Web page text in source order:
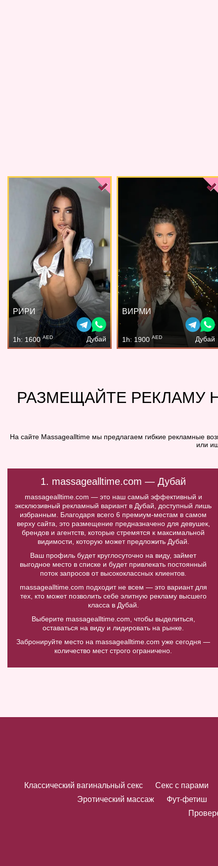
РИРИ
1h: 1600AED Дубай
ВИРМИ
1h: 1900 AED Дубай
РАЗМЕЩАЙТЕ РЕКЛАМУ
На сайте Massagealltime мы предлагаем гибкие рекламные
или
1. massagealltime.com — Дубай
massagealltime.com — это наш самый эффективный и
эксклюзивный рекламный вариант в Дубай, доступный лишь
избранным. Благодаря всего 6 премиум-местам в самом
верху сайта, это размещение предназначено для девушек,
брендов и агентств, которые стремятся к максимальной
видимости, которую может предложить Дубай.
Ваш профиль будет круглосуточно на виду, займет
выгодное место в списке и будет привлекать постоянный
поток запросов от высококлассных клиентов.
massagealltime.com подходит не всем — это вариант для
тех, кто может позволить себе элитную рекламу высшего
класса в Дубай.
Выберите massagealltime.com, чтобы выделиться,
оставаться на виду и лидировать на рынке.
Забронируйте место на massagealltime.com уже сегодня —
количество мест строго ограничено.
Классический вагинальный секс Секс с парами
Эротический массаж
Фут-фетиш